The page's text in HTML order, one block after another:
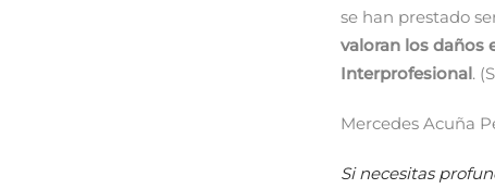
se han prestado
valoran los daños
Interprofesional.
Mercedes Acuña
Si necesitas